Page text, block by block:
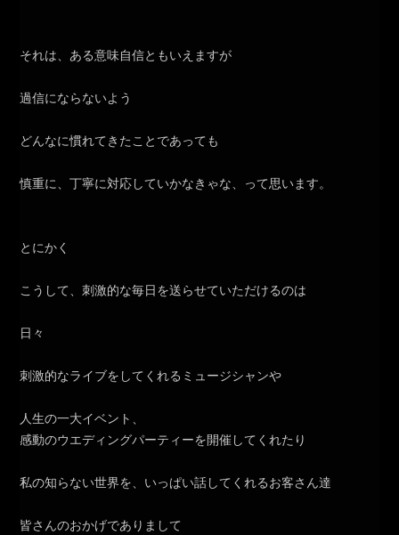
それは、ある意味自信ともいえますが
過信にならないよう
どんなに慣れてきたことであっても
慎重に、丁寧に対応していかなきゃな、って思います。
とにかく
こうして、刺激的な毎日を送らせていただけるのは
日々
刺激的なライブをしてくれるミュージシャンや
人生の一大イベント、
感動のウエディングパーティーを開催してくれたり
私の知らない世界を、いっぱい話してくれるお客さん達
皆さんのおかげでありまして